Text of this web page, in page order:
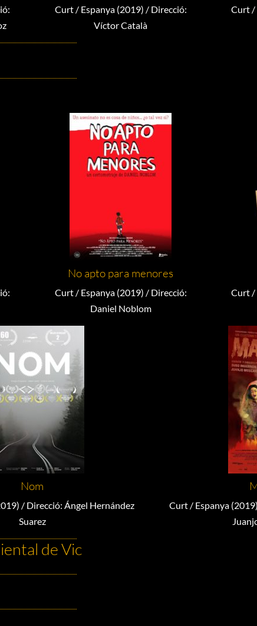
Curt / Espanya (2019) / Direcció:
Víctor Català
Curt /
No apto para menores
Curt / Espanya (2019) / Direcció:
Daniel Noblom
Curt /
Nom
/ Direcció: Ángel Hernández
Suarez
Curt / Espanya
de Vic